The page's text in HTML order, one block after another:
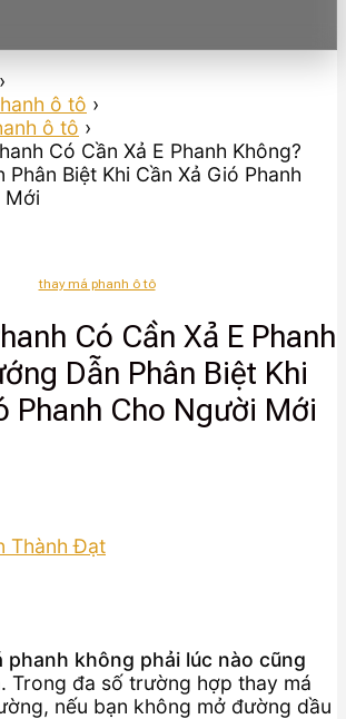
›
ô tô ›
ô tô ›
Có Cần Xả E Phanh Không?
Phân Biệt Khi Cần Xả Gió Phanh
Mới
thay má phanh ô tô
Có Cần Xả E Phanh
Dẫn Phân Biệt Khi
Phanh Cho Người Mới
Thành Đạt
phanh không phải lúc nào cũng
. Trong đa số trường hợp thay má
nếu bạn không mở đường dầu